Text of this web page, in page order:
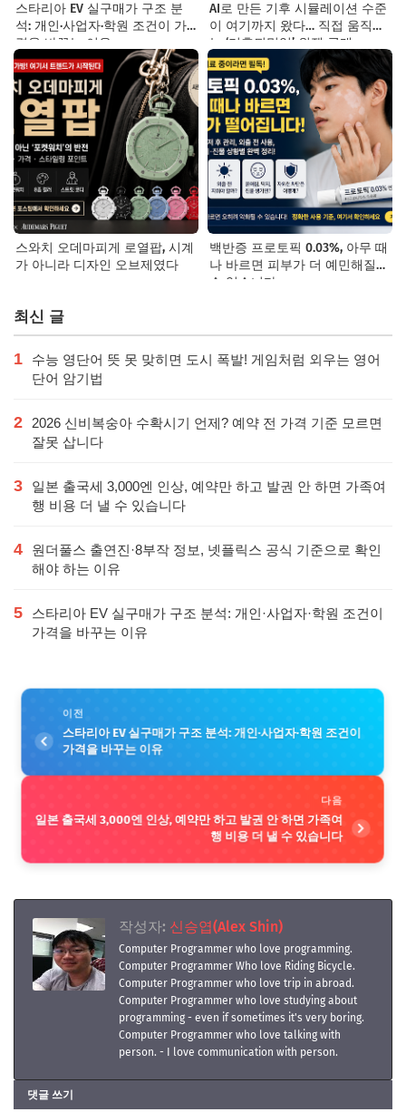
스타리아 EV 실구매가 구조 분
석: 개인·사업자·학원 조건이 가
격을 바꾸는 이유
AI로 만든 기후 시뮬레이션 수준
이 여기까지 왔다… 직접 움직이
는 ‘기후되먹임’ 위젯 공개
스와치 오데마피게 로열팝, 시계
가 아니라 디자인 오브제였다
백반증 프로토픽 0.03%, 아무 때
나 바르면 피부가 더 예민해질
수 있습니다
최신 글
1
수능 영단어 뜻 못 맞히면 도시 폭발! 게임처럼 외우는 영어
단어 암기법
2
2026 신비복숭아 수확시기 언제? 예약 전 가격 기준 모르면
잘못 삽니다
3
일본 출국세 3,000엔 인상, 예약만 하고 발권 안 하면 가족여
행 비용 더 낼 수 있습니다
4
원더풀스 출연진·8부작 정보, 넷플릭스 공식 기준으로 확인
해야 하는 이유
5
스타리아 EV 실구매가 구조 분석: 개인·사업자·학원 조건이
가격을 바꾸는 이유
이전
스타리아 EV 실구매가 구조 분석: 개인·사업자·학원 조건이
가격을 바꾸는 이유
다음
일본 출국세 3,000엔 인상, 예약만 하고 발권 안 하면 가족여
행 비용 더 낼 수 있습니다
작성자: 신승엽(Alex Shin)
Computer Programmer who love programming.
Computer Programmer Who love Riding Bicycle.
Computer Programmer who love trip in abroad.
Computer Programmer who love studying about
programming - even if sometimes it's very boring.
Computer Programmer who love talking with
person. - I love communication with person.
댓글 쓰기